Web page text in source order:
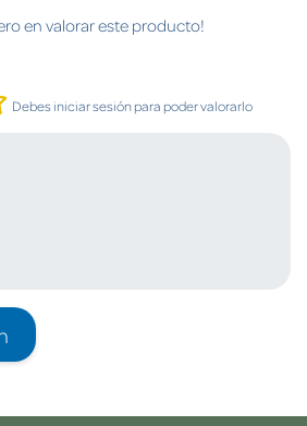
en valorar este producto!
Debes iniciar sesión para poder valorarlo